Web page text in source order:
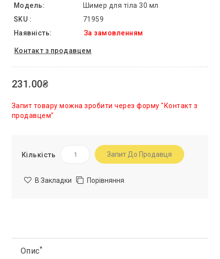
Модель:
Шимер для тіла 30 мл
SKU :
71959
Наявність:
За замовленням
Контакт з продавцем
231.00₴
Запит товару можна зробити через форму "Контакт з
продавцем"
Кількість Запит До Продавця
В Закладки Порівняння
Опис*